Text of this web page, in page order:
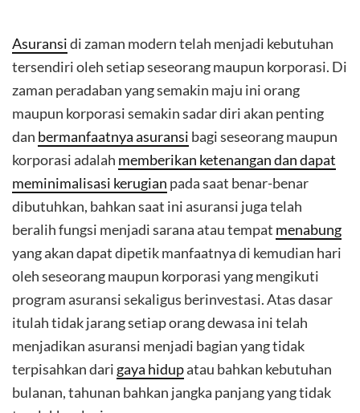
Asuransidi zaman modern telah menjadi kebutuhan
tersendiri oleh setiap seseorang maupun korporasi. Di
zaman peradaban yang semakin maju ini orang
maupun korporasi semakin sadar diri akan penting
dan bermanfaatnya asuransi bagi seseorang maupun
korporasi adalah memberikan ketenangan dan dapat
meminimalisasi kerugian pada saat benar-benar
dibutuhkan, bahkan saat ini asuransi juga telah
beralih fungsi menjadi sarana atau tempat menabung
yang akan dapat dipetik manfaatnya di kemudian hari
oleh seseorang maupun korporasi yang mengikuti
program asuransi sekaligus berinvestasi. Atas dasar
itulah tidak jarang setiap orang dewasa ini telah
menjadikan asuransi menjadi bagian yang tidak
terpisahkan dari gaya hidupatau bahkan kebutuhan
bulanan, tahunan bahkan jangka panjang yang tidak